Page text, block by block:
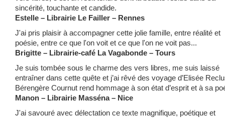
sincérité, touchante et candide.
Estelle – Librairie Le Failler – Rennes
J'ai pris plaisir à accompagner cette jolie famille, entre réalité et
poésie, entre ce que l'on voit et ce que l'on ne voit pas...
Brigitte – Librairie-café La Vagabonde – Tours
Je suis tombée sous le charme des vers libres, me suis laissé
entraîner dans cette quête et j’ai rêvé des voyage d’Elisée
Bérengère Cournut rend hommage à son état d’esprit et à sa
Manon – Librairie Masséna – Nice
J'ai savouré avec délectation ce texte magnifique, poétique et